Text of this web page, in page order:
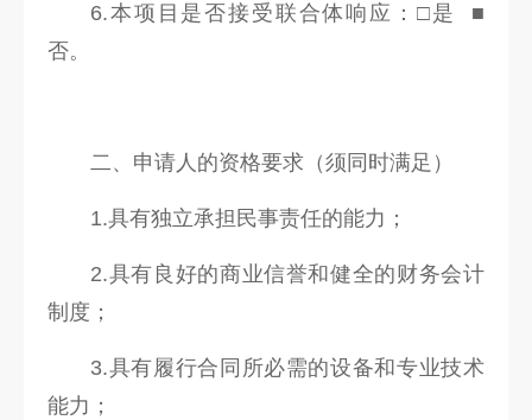
6.本项目是否接受联合体响应：□是 ■
否。
二、申请人的资格要求（须同时满足）
1.具有独立承担民事责任的能力；
2.具有良好的商业信誉和健全的财务会计
制度；
3.具有履行合同所必需的设备和专业技术
能力；